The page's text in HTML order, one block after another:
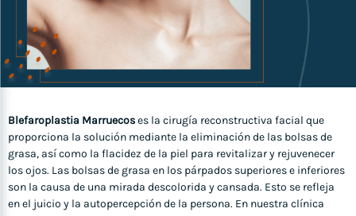
Blefaroplastia Marruecoses la cirugía reconstructiva facial que
proporciona la solución mediante la eliminación de las bolsas de
grasa, así como la flacidez de la piel para revitalizar y rejuvenecer
los ojos. Las bolsas de grasa en los párpados superiores e inferiores
son la causa de una mirada descolorida y cansada. Esto se refleja
en el juicio y la autopercepción de la persona. En nuestra clínica